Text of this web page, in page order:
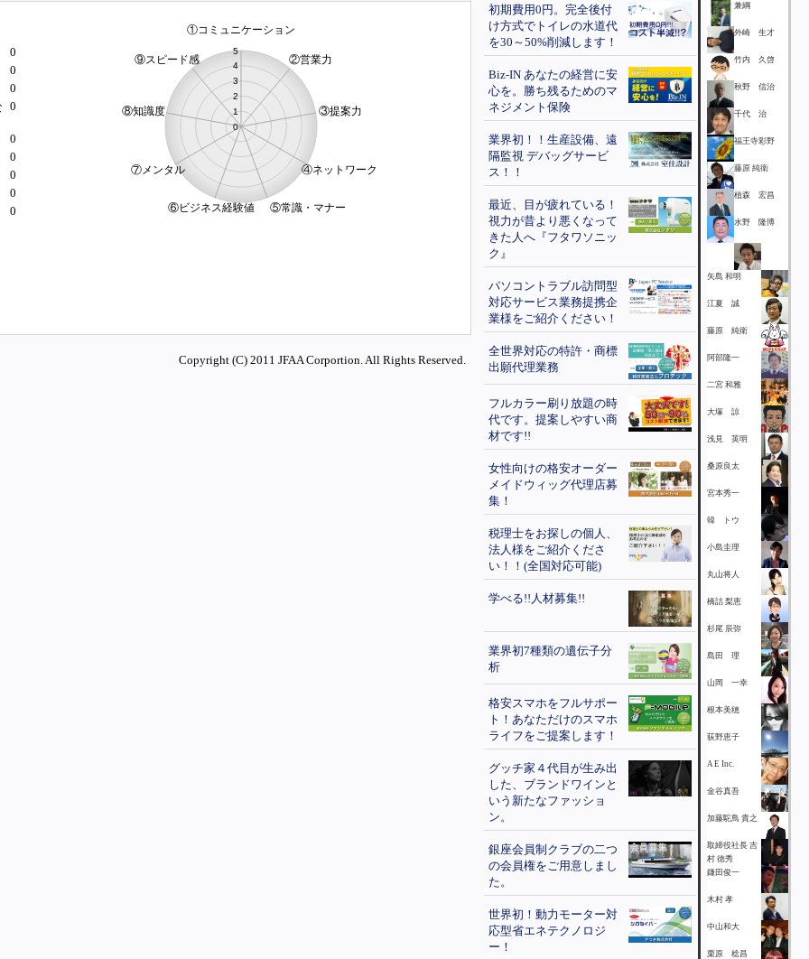
0
0
0
0
0
0
0
0
0
Copyright (C) 2011 JFAA Corportion. All Rights Reserved.
初期費用0円。完全後付
け方式でトイレの水道代
を30～50%削減します！
Biz-IN あなたの経営に安
心を。勝ち残るためのマ
ネジメント保険
業界初！！生産設備、遠
隔監視 デバッグサービ
ス！！
最近、目が疲れている！
視力が昔より悪くなって
きた人へ『フタワソニッ
ク』
パソコントラブル訪問型
対応サービス業務提携企
業様をご紹介ください！
全世界対応の特許・商標
出願代理業務
フルカラー刷り放題の時
代です。提案しやすい商
材です!!
女性向けの格安オーダー
メイドウィッグ代理店募
集！
税理士をお探しの個人、
法人様をご紹介くださ
い！！(全国対応可能)
学べる!!人材募集!!
業界初7種類の遺伝子分
析
格安スマホをフルサポー
ト！あなただけのスマホ
ライフをご提案します！
グッチ家４代目が生み出
した、ブランドワインと
いう新たなファッショ
ン。
銀座会員制クラブの二つ
の会員権をご用意しまし
た。
世界初！動力モーター対
応型省エネテクノロジ
ー！
兼綱
外崎 生才
竹内 久啓
秋野 信治
千代 治
福王寺彩野
藤原 純衛
植森 宏昌
水野 隆博
矢島 和明
江夏 誠
藤原 純衛
阿部隆一
二宮 和雅
大塚 諒
浅見 英明
桑原良太
宮本秀一
韓 トウ
小島圭理
丸山将人
橋詰 梨恵
杉尾 辰弥
島田 理
山岡 一幸
根本美穂
荻野恵子
A E Inc.
金谷真吾
加藤駝鳥 貴之
取締役社長 吉
村 徳秀
鎌田俊一
木村 孝
中山和大
栗原 稔昌